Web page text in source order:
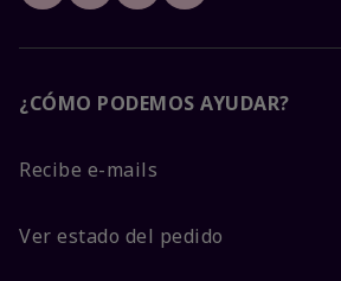
¿CÓMO PODEMOS AYUDAR?
Recibe e-mails
Ver estado del pedido